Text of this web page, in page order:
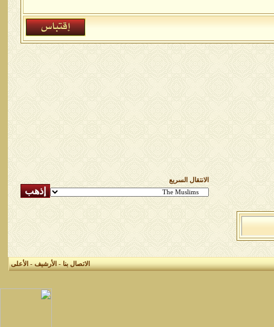
الانتقال السريع
الاتصال بنا-الأرشيف-الأعلى